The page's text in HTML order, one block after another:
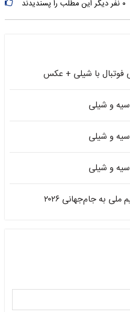
۰ نفر دیگر این مطلب را پسندیدند
فوتبال با شیلی + عکس
و شیلی
و شیلی
و شیلی
به جام‌جهانی ۲۰۲۶